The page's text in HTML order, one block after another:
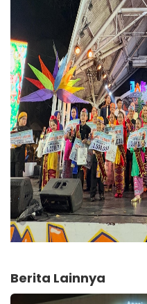
Berita Lainnya